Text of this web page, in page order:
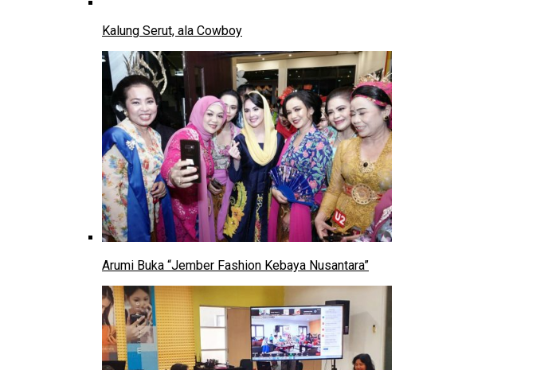
Kalung Serut, ala Cowboy
Arumi Buka “Jember Fashion Kebaya Nusantara”